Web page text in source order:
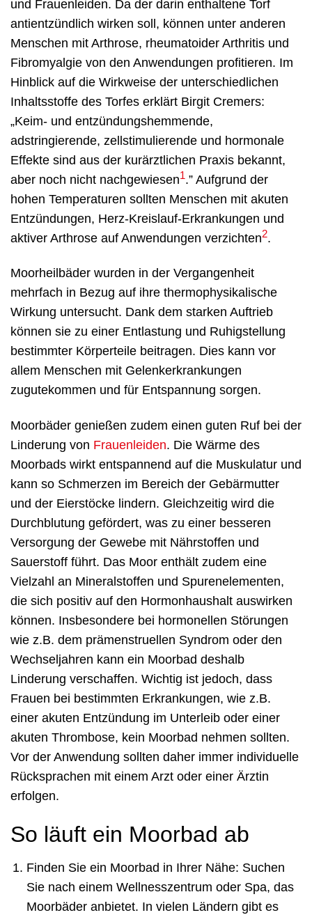
und Frauenleiden. Da der darin enthaltene Torf
antientzündlich wirken soll, können unter anderen
Menschen mit Arthrose, rheumatoider Arthritis und
Fibromyalgie von den Anwendungen profitieren. Im
Hinblick auf die Wirkweise der unterschiedlichen
Inhaltsstoffe des Torfes erklärt Birgit Cremers:
„Keim- und entzündungshemmende,
adstringierende, zellstimulierende und hormonale
Effekte sind aus der kurärztlichen Praxis bekannt,
aber noch nicht nachgewiesen1.” Aufgrund der
hohen Temperaturen sollten Menschen mit akuten
Entzündungen, Herz-Kreislauf-Erkrankungen und
aktiver Arthrose auf Anwendungen verzichten2.
Moorheilbäder wurden in der Vergangenheit
mehrfach in Bezug auf ihre thermophysikalische
Wirkung untersucht. Dank dem starken Auftrieb
können sie zu einer Entlastung und Ruhigstellung
bestimmter Körperteile beitragen. Dies kann vor
allem Menschen mit Gelenkerkrankungen
zugutekommen und für Entspannung sorgen.
Moorbäder genießen zudem einen guten Ruf bei der
Linderung von Frauenleiden. Die Wärme des
Moorbads wirkt entspannend auf die Muskulatur und
kann so Schmerzen im Bereich der Gebärmutter
und der Eierstöcke lindern. Gleichzeitig wird die
Durchblutung gefördert, was zu einer besseren
Versorgung der Gewebe mit Nährstoffen und
Sauerstoff führt. Das Moor enthält zudem eine
Vielzahl an Mineralstoffen und Spurenelementen,
die sich positiv auf den Hormonhaushalt auswirken
können. Insbesondere bei hormonellen Störungen
wie z.B. dem prämenstruellen Syndrom oder den
Wechseljahren kann ein Moorbad deshalb
Linderung verschaffen. Wichtig ist jedoch, dass
Frauen bei bestimmten Erkrankungen, wie z.B.
einer akuten Entzündung im Unterleib oder einer
akuten Thrombose, kein Moorbad nehmen sollten.
Vor der Anwendung sollten daher immer individuelle
Rücksprachen mit einem Arzt oder einer Ärztin
erfolgen.
So läuft ein Moorbad ab
Finden Sie ein Moorbad in Ihrer Nähe: Suchen
Sie nach einem Wellnesszentrum oder Spa, das
Moorbäder anbietet. In vielen Ländern gibt es